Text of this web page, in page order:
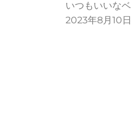
いつもいいな
2023年8月10